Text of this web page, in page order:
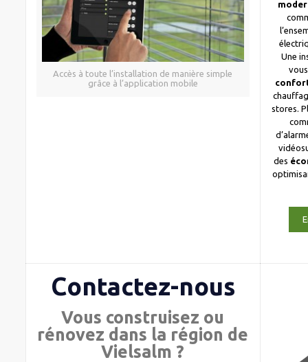
Accès à toute l’installation de manière simple
grâce à l’application mobile
Une
stores.
des
Contactez-nous
Vous construisez ou
rénovez dans la région de
Vielsalm ?